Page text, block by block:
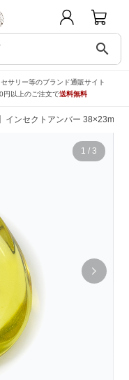
search
サリー等のブランド通販サイト
円以上のご注文で送料無料
インセクトアンバー 38×23mm
1 / 3